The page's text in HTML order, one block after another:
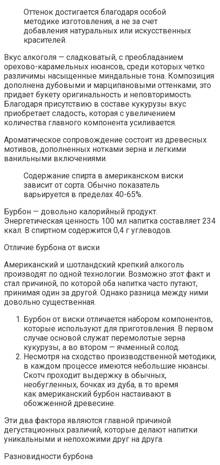
Оттенок достигается благодаря особой
методике изготовления, а не за счет
добавления натуральных или искусственных
красителей.
Вкус алкоголя — сладковатый, с преобладанием
орехово-карамельных нюансов, среди которых четко
различимы насыщенные миндальные тона. Композиция
дополнена дубовыми и марципановыми оттенками, это
придает букету оригинальность и неповторимость.
Благодаря присутствию в составе кукурузы вкус
приобретает сладость, которая с увеличением
количества главного компонента усиливается.
Ароматическое сопровождение состоит из древесных
мотивов, дополненных нотками зерна и легкими
ванильными включениями.
Содержание спирта в американском виски
зависит от сорта. Обычно показатель
варьируется в пределах 40-65%.
Бурбон — довольно калорийный продукт.
Энергетическая ценность 100 мл напитка составляет 234
ккал. В спиртном содержится 0,4 г углеводов.
Отличие бурбона от виски
Американский и шотландский крепкий алкоголь
производят по одной технологии. Возможно этот факт и
стал причиной, по которой оба напитка часто путают,
принимая один за другой. Однако разница между ними
довольно существенная.
Бурбон от виски отличается набором компонентов,
которые используют для приготовления. В первом
случае основой служат перемолотые зерна
кукурузы, а во втором — ячменный солод.
Несмотря на сходство производственной методики,
в каждом процессе имеются небольшие нюансы.
Скотч проходит выдержку в обычных,
необугленных, бочках из дуба, в то время
как американский бурбон настаивают в
обожженной древесине.
Эти два фактора являются главной причиной
дегустационных различий, которые делают напитки
уникальными и непохожими друг на друга.
Разновидности бурбона